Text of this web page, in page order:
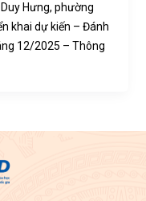
Hưng, phường
khai dự kiến – Đánh
12/2025 – Thông